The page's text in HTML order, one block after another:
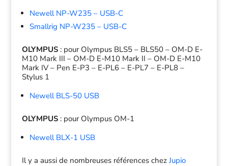
Newell NP-W235 – USB-C
Smallrig NP-W235 – USB-C
OLYMPUS: pour Olympus BLS5 – BLS50 – OM-D E-
M10 Mark III – OM-D E-M10 Mark II – OM-D E-M10
Mark IV – Pen E-P3 – E-PL6 – E-PL7 – E-PL8 –
Stylus 1
Newell BLS-50 USB
OLYMPUS: pour Olympus OM-1
Newell BLX-1 USB
Il y a aussi de nombreuses références chezJupio